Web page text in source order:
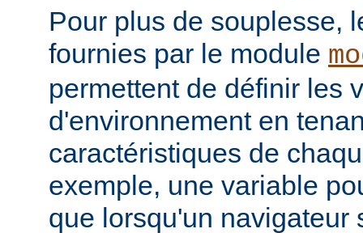
Pour plus de souplesse,
fournies par le module
permettent de définir les
d'environnement en
caractéristiques de
exemple, une variable
que lorsqu'un navigateur